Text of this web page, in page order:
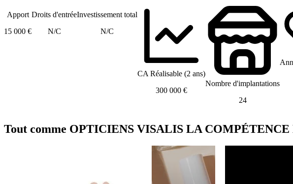
Apport
15 000 €
Droits d'entrée
N/C
Investissement total
N/C
CA Réalisable (2 ans)
300 000 €
Nombre d'implantations
24
Tout comme OPTICIENS VISALIS LA COMPÉTENCE